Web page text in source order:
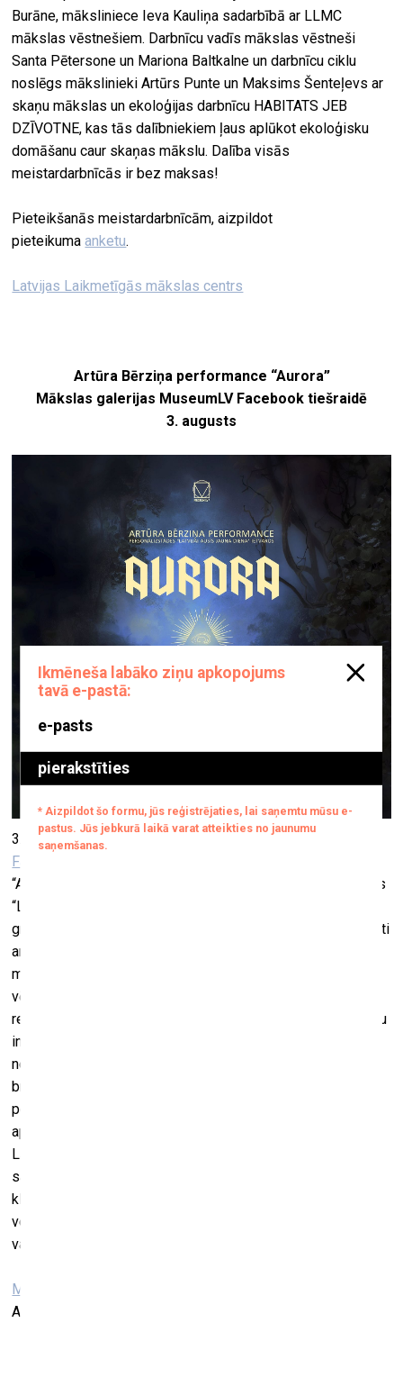
Burāne, māksliniece Ieva Kauliņa sadarbībā ar LLMC
mākslas vēstnešiem. Darbnīcu vadīs mākslas vēstneši
Santa Pētersone un Mariona Baltkalne un darbnīcu ciklu
noslēgs mākslinieki Artūrs Punte un Maksims Šenteļevs ar
skaņu mākslas un ekoloģijas darbnīcu HABITATS JEB
DZĪVOTNE, kas tās dalībniekiem ļaus aplūkot ekoloģisku
domāšanu caur skaņas mākslu. Dalība visās
meistardarbnīcās ir bez maksas!
Pieteikšanās meistardarbnīcām, aizpildot
pieteikumaanketu.
Latvijas Laikmetīgās mākslas centrs
Artūra Bērziņa performance “Aurora”
Mākslas galerijas MuseumLV Facebook tiešraidē
3. augusts
3. augustā plkst. 19.00 mākslas galerijas MuseumLV
Facebook lapā
“Aurora”. Performance notiks mākslinieka personālizstādes
“Latvijai ausīs jauna diena” ietvaros. Performancei dots
grieķu rītausmas dievietes vārds un kas veido tiešu sasaisti
ar izstādes nosaukumu “Latvijai ausīs jauna diena” un
mākslas darbu tematiku. Artūrs Bērziņš ar šo performanci
vēlas raksturot savas izjūtas un bažas par to, ka mūsu
realitātes robežas nepārtraukti mainās ar aizvien pieaugošu
intensitāti, un ikdienas steigā un drudžainumā mēs pat
nepamanām šis izmaiņas un, iespējams, tuvojošās
briesmas vai pat katastrofu. Tas ir jautājums par savu
pozīciju šādā situācijā, spēju saglabāt savu identitāti un
apzināties savu tradīciju vērtību. Performances dalībnieki:
Lāsma Lazdāne un Ieva Zālamane. Mūziku performancei
sarakstījis Hermanis Rigmants un Artūrs Bērziņš. Ieeja
klātienē performancē tikai pēc iepriekšēja pieraksta. Tiks
veikts performances norises video ieraksts un to pēc tam
varēs aplūkot galerijas mājas lapā.
Mākslas galerija MuseumLV un Kultūras centrs Grata JJ
Andreja Pumpura iela 2, Rīga